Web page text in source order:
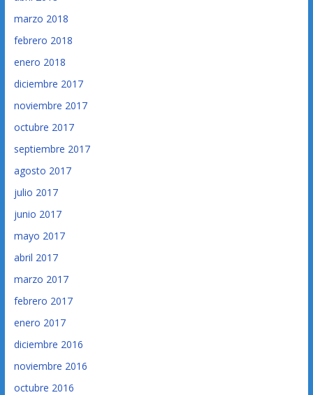
marzo 2018
febrero 2018
enero 2018
diciembre 2017
noviembre 2017
octubre 2017
septiembre 2017
agosto 2017
julio 2017
junio 2017
mayo 2017
abril 2017
marzo 2017
febrero 2017
enero 2017
diciembre 2016
noviembre 2016
octubre 2016